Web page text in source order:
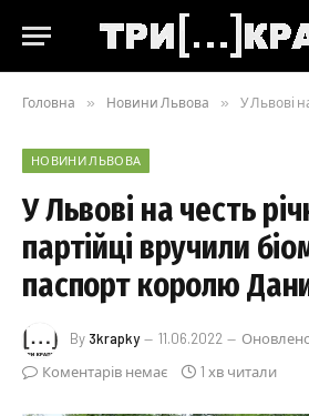
Головна » Новини Львова » У Львові на честь річниці
НОВИНИ ЛЬВОВА
У Львові на честь
партійці вручили
паспорт королю
By 3krapky 11.06.2022
Коментарів немає
1 хв читали